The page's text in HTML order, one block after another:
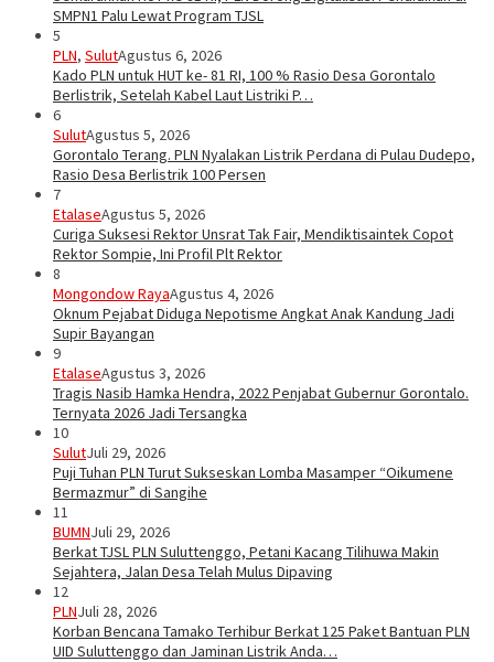
SMPN1 Palu Lewat Program TJSL
5
PLN, SulutAgustus 6, 2026
Kado PLN untuk HUT ke- 81 RI, 100 % Rasio Desa Gorontalo
Berlistrik, Setelah Kabel Laut Listriki P…
6
SulutAgustus 5, 2026
Gorontalo Terang. PLN Nyalakan Listrik Perdana di Pulau Dudepo,
Rasio Desa Berlistrik 100 Persen
7
EtalaseAgustus 5, 2026
Curiga Suksesi Rektor Unsrat Tak Fair, Mendiktisaintek Copot
Rektor Sompie, Ini Profil Plt Rektor
8
Mongondow RayaAgustus 4, 2026
Oknum Pejabat Diduga Nepotisme Angkat Anak Kandung Jadi
Supir Bayangan
9
EtalaseAgustus 3, 2026
Tragis Nasib Hamka Hendra, 2022 Penjabat Gubernur Gorontalo.
Ternyata 2026 Jadi Tersangka
10
SulutJuli 29, 2026
Puji Tuhan PLN Turut Sukseskan Lomba Masamper “Oikumene
Bermazmur” di Sangihe
11
BUMNJuli 29, 2026
Berkat TJSL PLN Suluttenggo, Petani Kacang Tilihuwa Makin
Sejahtera, Jalan Desa Telah Mulus Dipaving
12
PLNJuli 28, 2026
Korban Bencana Tamako Terhibur Berkat 125 Paket Bantuan PLN
UID Suluttenggo dan Jaminan Listrik Anda…